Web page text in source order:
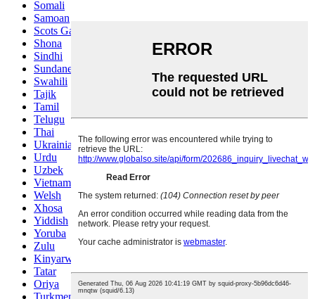
Somali
Samoan
Scots Gaelic
Shona
Sindhi
Sundanese
Swahili
Tajik
Tamil
Telugu
Thai
Ukrainian
Urdu
Uzbek
Vietnamese
Welsh
Xhosa
Yiddish
Yoruba
Zulu
Kinyarwanda
Tatar
Oriya
Turkmen